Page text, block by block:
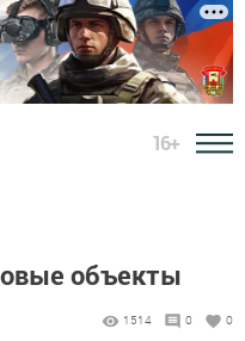
16+
объекты
1514 0 0